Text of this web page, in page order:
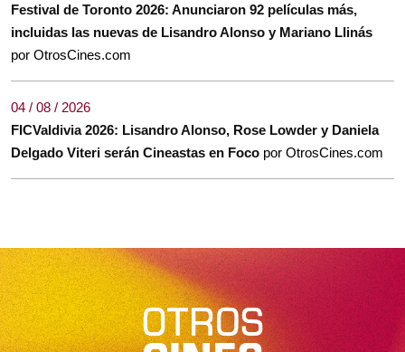
Festival de Toronto 2026: Anunciaron 92 películas más,
incluidas las nuevas de Lisandro Alonso y Mariano Llinás
por OtrosCines.com
04 / 08 / 2026
FICValdivia 2026: Lisandro Alonso, Rose Lowder y Daniela
Delgado Viteri serán Cineastas en Foco por OtrosCines.com